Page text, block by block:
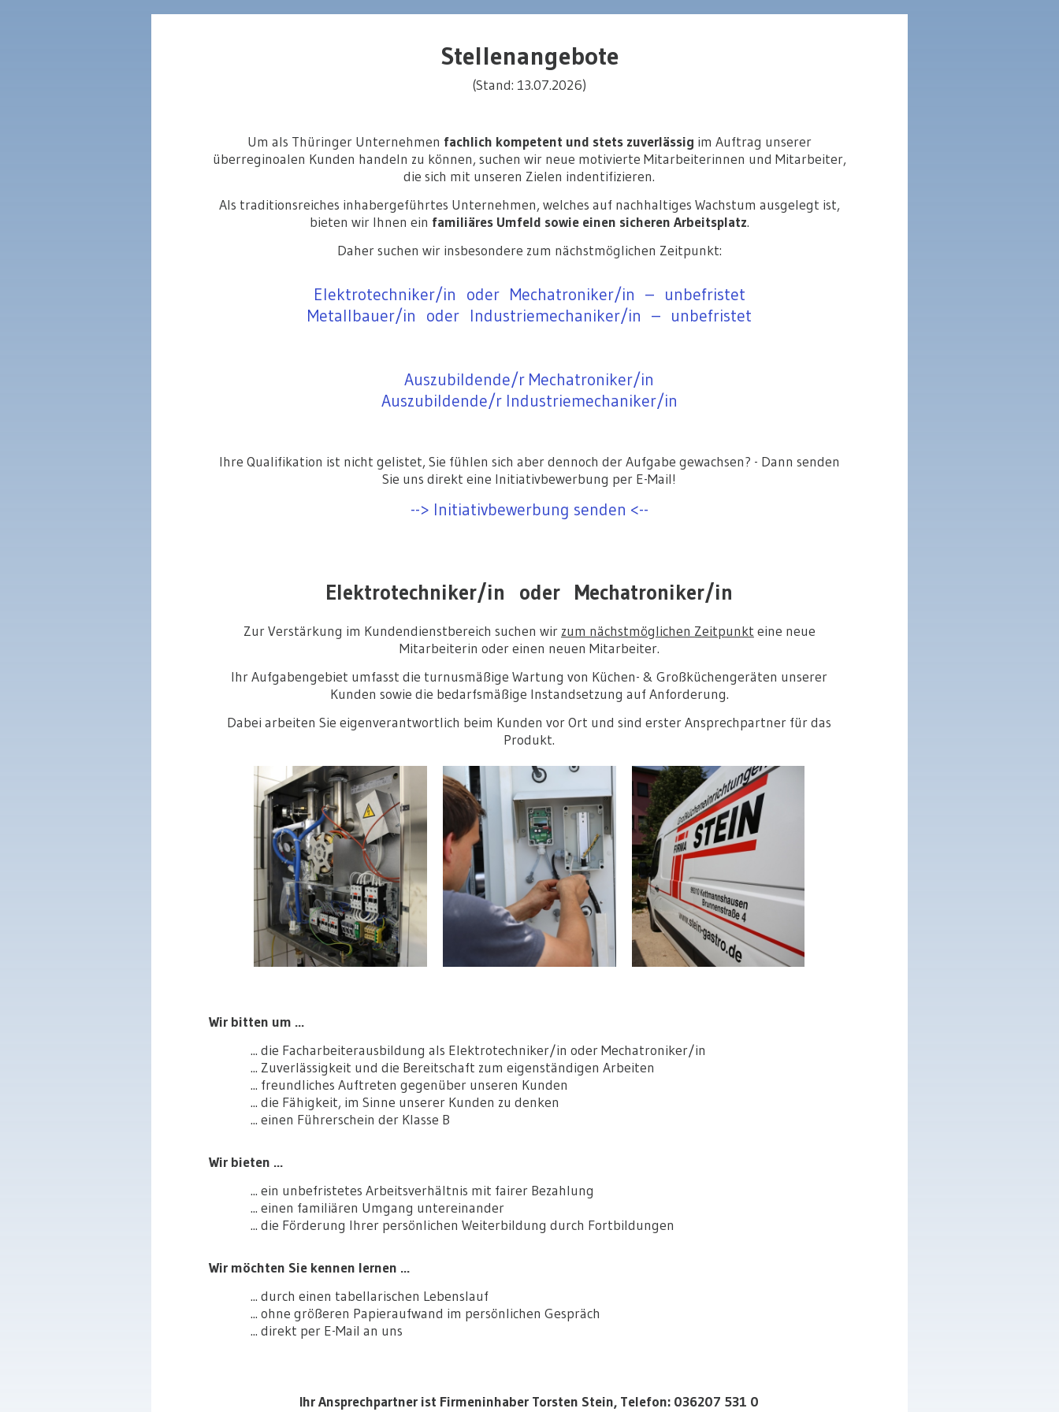
Stellenangebote
(Stand: 13.07.2026)
Um als Thüringer Unternehmen fachlich kompetent und stets zuverlässig im Auftrag unserer
überreginoalen Kunden handeln zu können, suchen wir neue motivierte Mitarbeiterinnen und Mitarbeiter,
die sich mit unseren Zielen indentifizieren.
Als traditionsreiches inhabergeführtes Unternehmen, welches auf nachhaltiges Wachstum ausgelegt ist,
bieten wir Ihnen ein familiäres Umfeld sowie einen sicheren Arbeitsplatz.
Daher suchen wir insbesondere zum nächstmöglichen Zeitpunkt:
Elektrotechniker/in oder Mechatroniker/in – unbefristet
Metallbauer/in oder Industriemechaniker/in – unbefristet
Auszubildende/r Mechatroniker/in
Auszubildende/r Industriemechaniker/in
Ihre Qualifikation ist nicht gelistet, Sie fühlen sich aber dennoch der Aufgabe gewachsen? - Dann senden
Sie uns direkt eine Initiativbewerbung per E-Mail!
--> Initiativbewerbung senden <--
Elektrotechniker/in oder Mechatroniker/in
Zur Verstärkung im Kundendienstbereich suchen wir zum nächstmöglichen Zeitpunkt eine neue
Mitarbeiterin oder einen neuen Mitarbeiter.
Ihr Aufgabengebiet umfasst die turnusmäßige Wartung von Küchen- & Großküchengeräten unserer
Kunden sowie die bedarfsmäßige Instandsetzung auf Anforderung.
Dabei arbeiten Sie eigenverantwortlich beim Kunden vor Ort und sind erster Ansprechpartner für das
Produkt.
Wir bitten um ...
... die Facharbeiterausbildung als Elektrotechniker/in oder Mechatroniker/in
... Zuverlässigkeit und die Bereitschaft zum eigenständigen Arbeiten
... freundliches Auftreten gegenüber unseren Kunden
... die Fähigkeit, im Sinne unserer Kunden zu denken
... einen Führerschein der Klasse B
Wir bieten ...
... ein unbefristetes Arbeitsverhältnis mit fairer Bezahlung
... einen familiären Umgang untereinander
... die Förderung Ihrer persönlichen Weiterbildung durch Fortbildungen
Wir möchten Sie kennen lernen ...
... durch einen tabellarischen Lebenslauf
... ohne größeren Papieraufwand im persönlichen Gespräch
... direkt per E-Mail an uns
Ihr Ansprechpartner ist Firmeninhaber Torsten Stein, Telefon: 036207 531 0